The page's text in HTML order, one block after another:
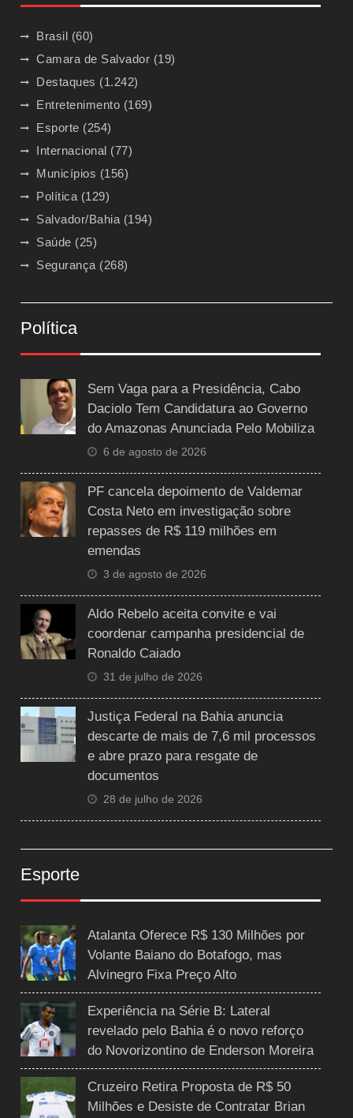
Brasil (60)
Camara de Salvador (19)
Destaques (1.242)
Entretenimento (169)
Esporte (254)
Internacional (77)
Municípios (156)
Política (129)
Salvador/Bahia (194)
Saúde (25)
Segurança (268)
Política
Sem Vaga para a Presidência, Cabo
Daciolo Tem Candidatura ao Governo
do Amazonas Anunciada Pelo Mobiliza
6 de agosto de 2026
PF cancela depoimento de Valdemar
Costa Neto em investigação sobre
repasses de R$ 119 milhões em
emendas
3 de agosto de 2026
Aldo Rebelo aceita convite e vai
coordenar campanha presidencial de
Ronaldo Caiado
31 de julho de 2026
Justiça Federal na Bahia anuncia
descarte de mais de 7,6 mil processos
e abre prazo para resgate de
documentos
28 de julho de 2026
Esporte
Atalanta Oferece R$ 130 Milhões por
Volante Baiano do Botafogo, mas
Alvinegro Fixa Preço Alto
Experiência na Série B: Lateral
revelado pelo Bahia é o novo reforço
do Novorizontino de Enderson Moreira
Cruzeiro Retira Proposta de R$ 50
Milhões e Desiste de Contratar Brian